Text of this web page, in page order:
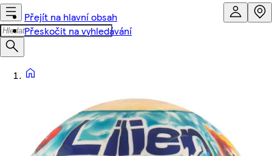
Přejít na hlavní obsah
Přeskočit na vyhledávání